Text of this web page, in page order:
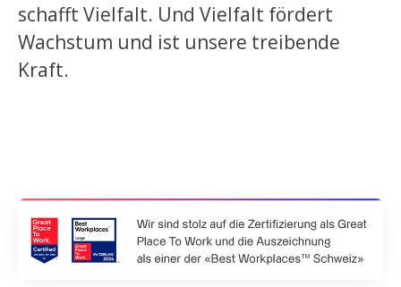
schafft Vielfalt. Und Vielfalt fördert
Wachstum und ist unsere treibende
Kraft.